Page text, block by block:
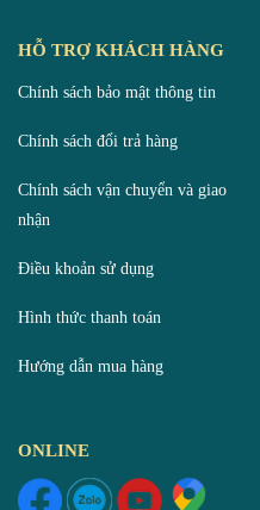
HỖ TRỢ KHÁCH HÀNG
Chính sách bảo mật thông tin
Chính sách đổi trả hàng
Chính sách vận chuyển và giao
nhận
Điều khoản sử dụng
Hình thức thanh toán
Hướng dẫn mua hàng
ONLINE